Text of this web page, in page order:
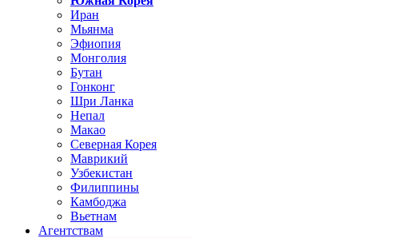
Иран
Мьянма
Эфиопия
Монголия
Бутан
Гонконг
Шри Ланка
Непал
Макао
Северная Корея
Маврикий
Узбекистан
Филиппины
Камбоджа
Вьетнам
Агентствам